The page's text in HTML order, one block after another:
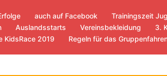
auch auf Facebook Trainingszeit
Auslandsstarts Vereinsbekleidung
3.
KidsRace 2019
Regeln für das